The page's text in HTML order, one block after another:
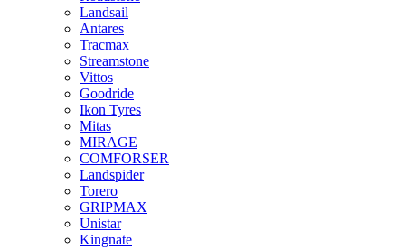
Landsail
Antares
Tracmax
Streamstone
Vittos
Goodride
Ikon Tyres
Mitas
MIRAGE
COMFORSER
Landspider
Torero
GRIPMAX
Unistar
Kingnate